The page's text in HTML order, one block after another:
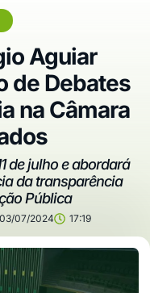
Aguiar
de Debates
na Câmara
de julho e abordará
da transparência
Pública
03/07/2024 17:19